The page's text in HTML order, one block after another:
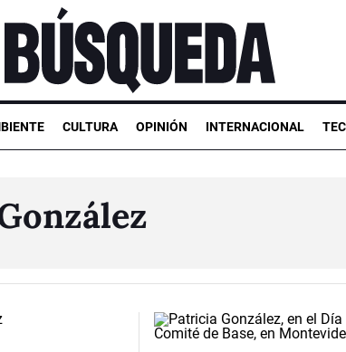
CULTURA OPINIÓN INTERNACIONAL